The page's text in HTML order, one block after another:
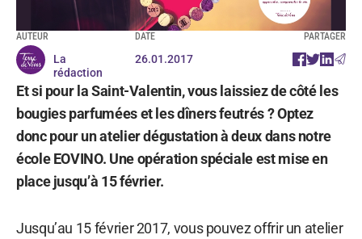
AUTEUR
La
rédaction
DATE
26.01.2017
PARTAGER
Et si pour la Saint-Valentin, vous laissiez de côté les
bougies parfumées et les dîners feutrés ? Optez
donc pour un atelier dégustation à deux dans notre
école EOVINO. Une opération spéciale est mise en
place jusqu’à 15 février.
Jusqu’au 15 février 2017, vous pouvez offrir un atelier